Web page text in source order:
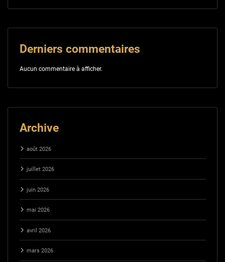
Derniers commentaires
Aucun commentaire à afficher.
Archive
août 2026
juillet 2026
juin 2026
mai 2026
avril 2026
mars 2026